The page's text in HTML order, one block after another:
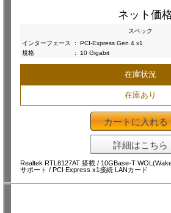
ネット価格
スペック
インターフェース
:
PCI-Express Gen 4 x1
規格
: 10 Gigabit
在庫状況
在庫あり
カートに入れる
詳細はこちら
Realtek RTL8127AT 搭載 / 10GBase-T
サポート / PCI Express x1接続 LANカード